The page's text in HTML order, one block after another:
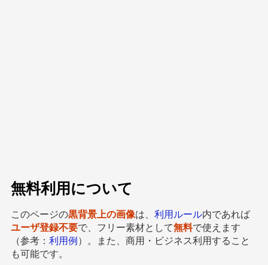
無料利用について
このページの黒背景上の画像は、 利用ルール内であれば
ユーザ登録不要で、フリー素材として無料で使えます
（参考： 利用例）。また、商用・ビジネス利用すること
も可能です。